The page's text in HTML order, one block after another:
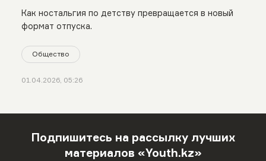
удовольствие
Как ностальгия по детству превращается в новый
формат отпуска.
Общество
01.04.2026, 05:26
Подпишитесь на рассылку лучших
материалов «Youth.kz»